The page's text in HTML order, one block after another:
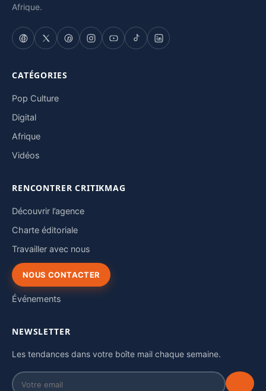
Afrique.
CATÉGORIES
Pop Culture
Digital
Afrique
Vidéos
RENCONTRER CRITIKMAG
Découvrir l’agence
Charte éditoriale
Travailler avec nous
NOUS CONTACTER
Événements
NEWSLETTER
Les tendances dans votre boîte mail chaque semaine.